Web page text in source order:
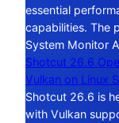
essential
capabilities. The
System Monitor
Shotcut 26.6
Vulkan on Linux
Shotcut 26.6 is
with Vulkan